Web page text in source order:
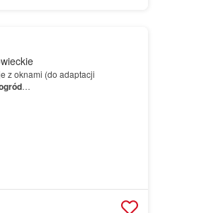
z oknami (do adaptacji
…